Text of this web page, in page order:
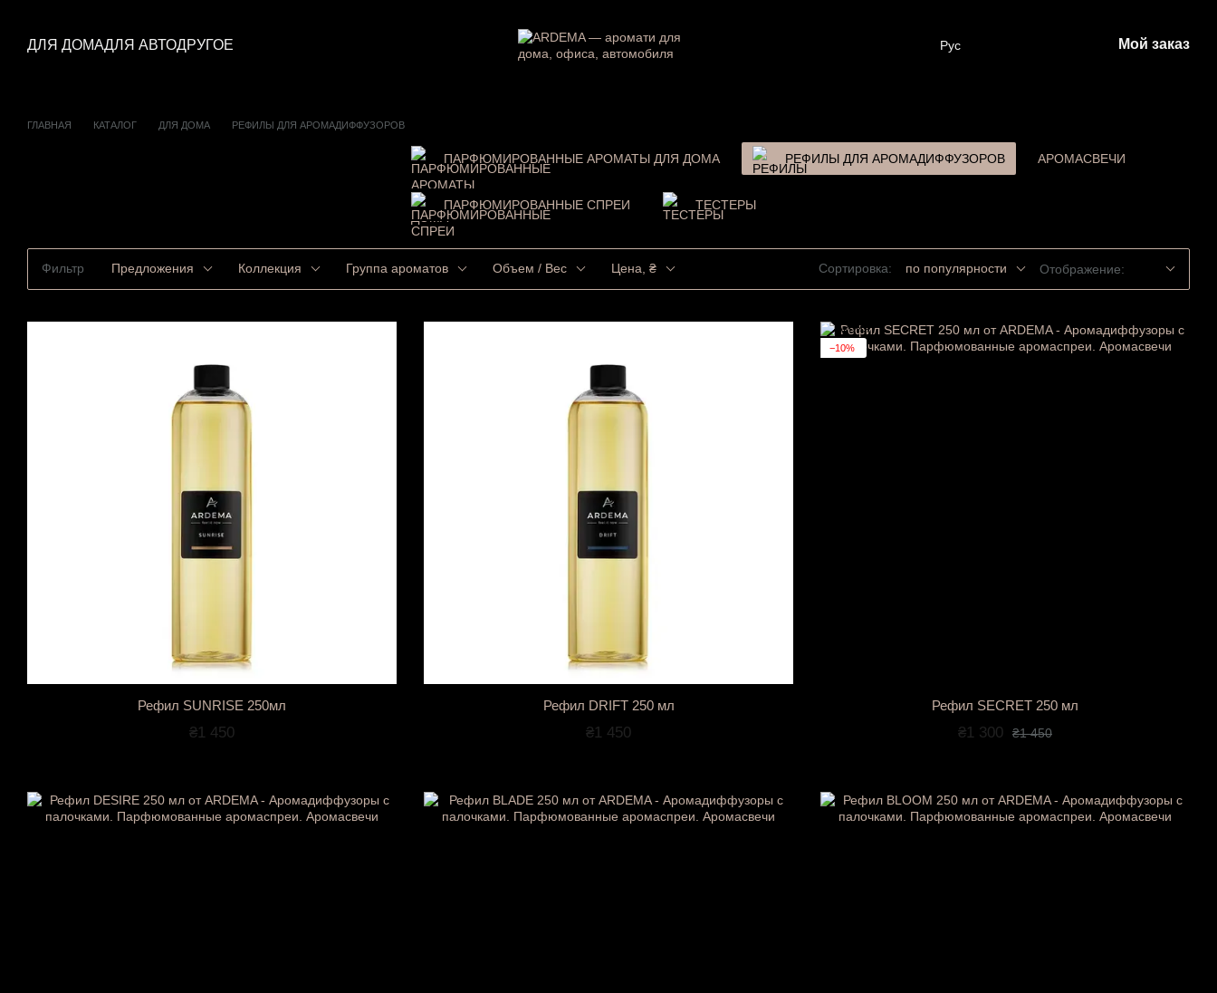
ДЛЯ ДОМАДЛЯ АВТОДРУГОЕ Рус Мой заказ
ГЛАВНАЯ КАТАЛОГ ДЛЯ ДОМА РЕФИЛЫ ДЛЯ АРОМАДИФФУЗОРОВ
ПАРФЮМИРОВАННЫЕ АРОМАТЫ ДЛЯ ДОМА РЕФИЛЫ ДЛЯ АРОМАДИФФУЗОРОВ АРОМАСВЕЧИ
ПАРФЮМИРОВАННЫЕ СПРЕИ ТЕСТЕРЫ
Фильтр Предложения Коллекция Группа ароматов Объем / Вес Цена, ₴ Сортировка: по популярности Отображение:
Рефил SUNRISE 250мл
₴1 450
Рефил DRIFT 250 мл
₴1 450
−10%
Рефил SECRET 250 мл
₴1 450
₴1 300